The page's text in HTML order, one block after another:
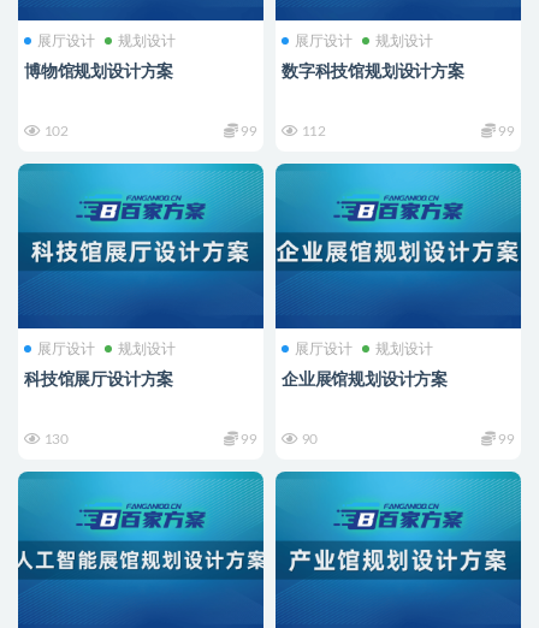
展厅设计 规划设计
博物馆规划设计方案
102 99
展厅设计 规划设计
数字科技馆规划设计方案
112 99
展厅设计 规划设计
科技馆展厅设计方案
130 99
展厅设计 规划设计
企业展馆规划设计方案
90 99